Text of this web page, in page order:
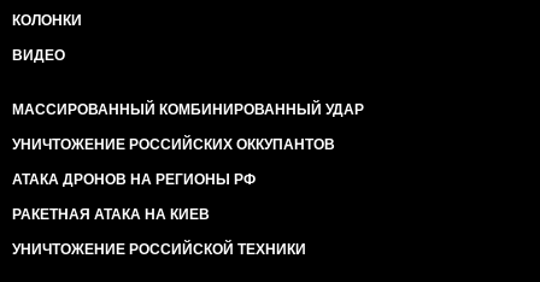
КОЛОНКИ
ВИДЕО
МАССИРОВАННЫЙ КОМБИНИРОВАННЫЙ УДАР
УНИЧТОЖЕНИЕ РОССИЙСКИХ ОККУПАНТОВ
АТАКА ДРОНОВ НА РЕГИОНЫ РФ
РАКЕТНАЯ АТАКА НА КИЕВ
УНИЧТОЖЕНИЕ РОССИЙСКОЙ ТЕХНИКИ